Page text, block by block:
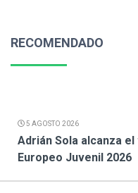
RECOMENDADO
5 AGOSTO 2026
Adrián Sola alcanza
Europeo Juvenil 2026